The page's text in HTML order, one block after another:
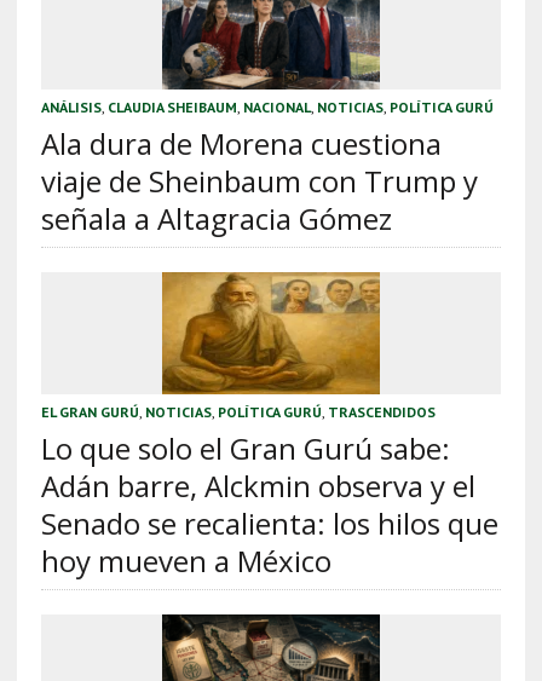
ANÁLISIS, CLAUDIA SHEIBAUM NACIONAL, NOTICIAS, POLÍTICA GURÚ
Ala dura de Morena cuestiona
viaje de Sheinbaum con Trump y
señala a Altagracia Gómez
EL GRAN GURÚ NOTICIAS, POLÍTICA GURÚ TRASCENDIDOS
Lo que solo el Gran Gurú sabe:
Adán barre, Alckmin observa y el
Senado se recalienta: los hilos que
hoy mueven a México